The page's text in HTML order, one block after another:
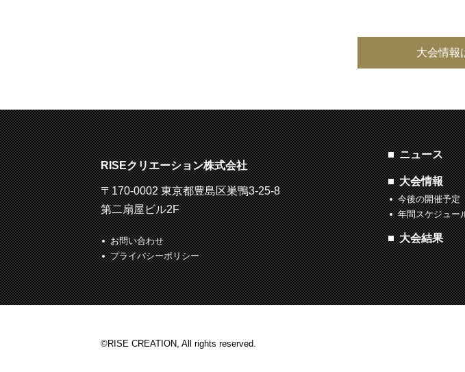
大会情報
RISEクリエーション株式会社
〒170-0002 東京都豊島区巣鴨3-25-8
第二扇屋ビル2F
お問い合わせ
プライバシーポリシー
ニュース
大会情報
今後の開催予定
年間スケジュー
大会結果
©RISE CREATION, All rights reserved.